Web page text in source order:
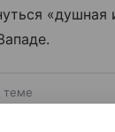
«душная
теме